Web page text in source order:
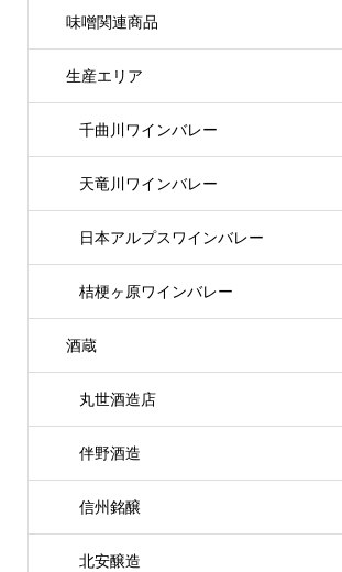
味噌関連商品
生産エリア
千曲川ワインバレー
天竜川ワインバレー
日本アルプスワインバレー
桔梗ヶ原ワインバレー
酒蔵
丸世酒造店
伴野酒造
信州銘醸
北安醸造